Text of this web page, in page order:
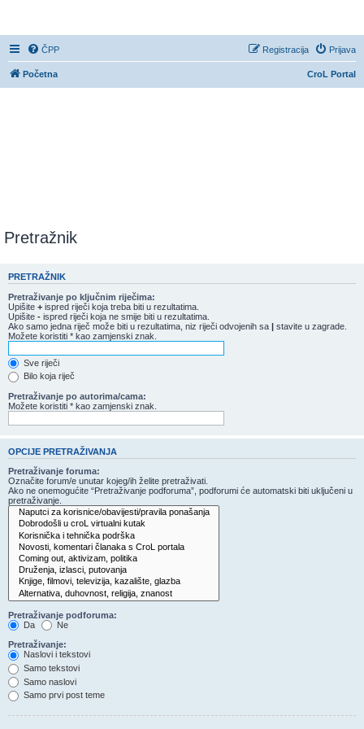
ČPP Prijava
Registracija
CroL Portal
Početna
Pretražnik
PRETRAŽNIK
Pretraživanje po ključnim riječima:
Upišite + ispred riječi koja treba biti u rezultatima.
Upišite - ispred riječi koja ne smije biti u rezultatima.
Ako samo jedna riječ može biti u rezultatima, niz riječi odvojenih sa | stavite u zagrade.
Možete koristiti * kao zamjenski znak.
Sve riječi
Bilo koja riječ
Pretraživanje po autorima/cama:
Možete koristiti * kao zamjenski znak.
OPCIJE PRETRAŽIVANJA
Pretraživanje foruma:
Označite forum/e unutar kojeg/ih želite pretraživati.
Ako ne onemogućite “Pretraživanje podforuma”, podforumi će automatski biti uključeni u
pretraživanje.
Pretraživanje podforuma:
Da
Ne
Pretraživanje:
Naslovi i tekstovi
Samo tekstovi
Samo naslovi
Samo prvi post teme